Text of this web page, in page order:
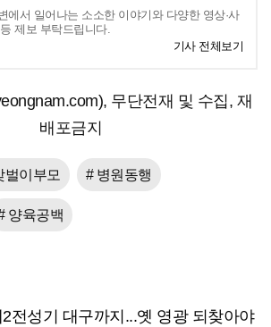
에서 일어나는 소소한 이야기와 다양한 영상·사
제보 부탁드립니다.
기사 전체보기
무단전재 및 수집, 재
배포금지
벌이부모 # 병원동행
양육공백
전성기 대구까지...옛 영광 되찾아야